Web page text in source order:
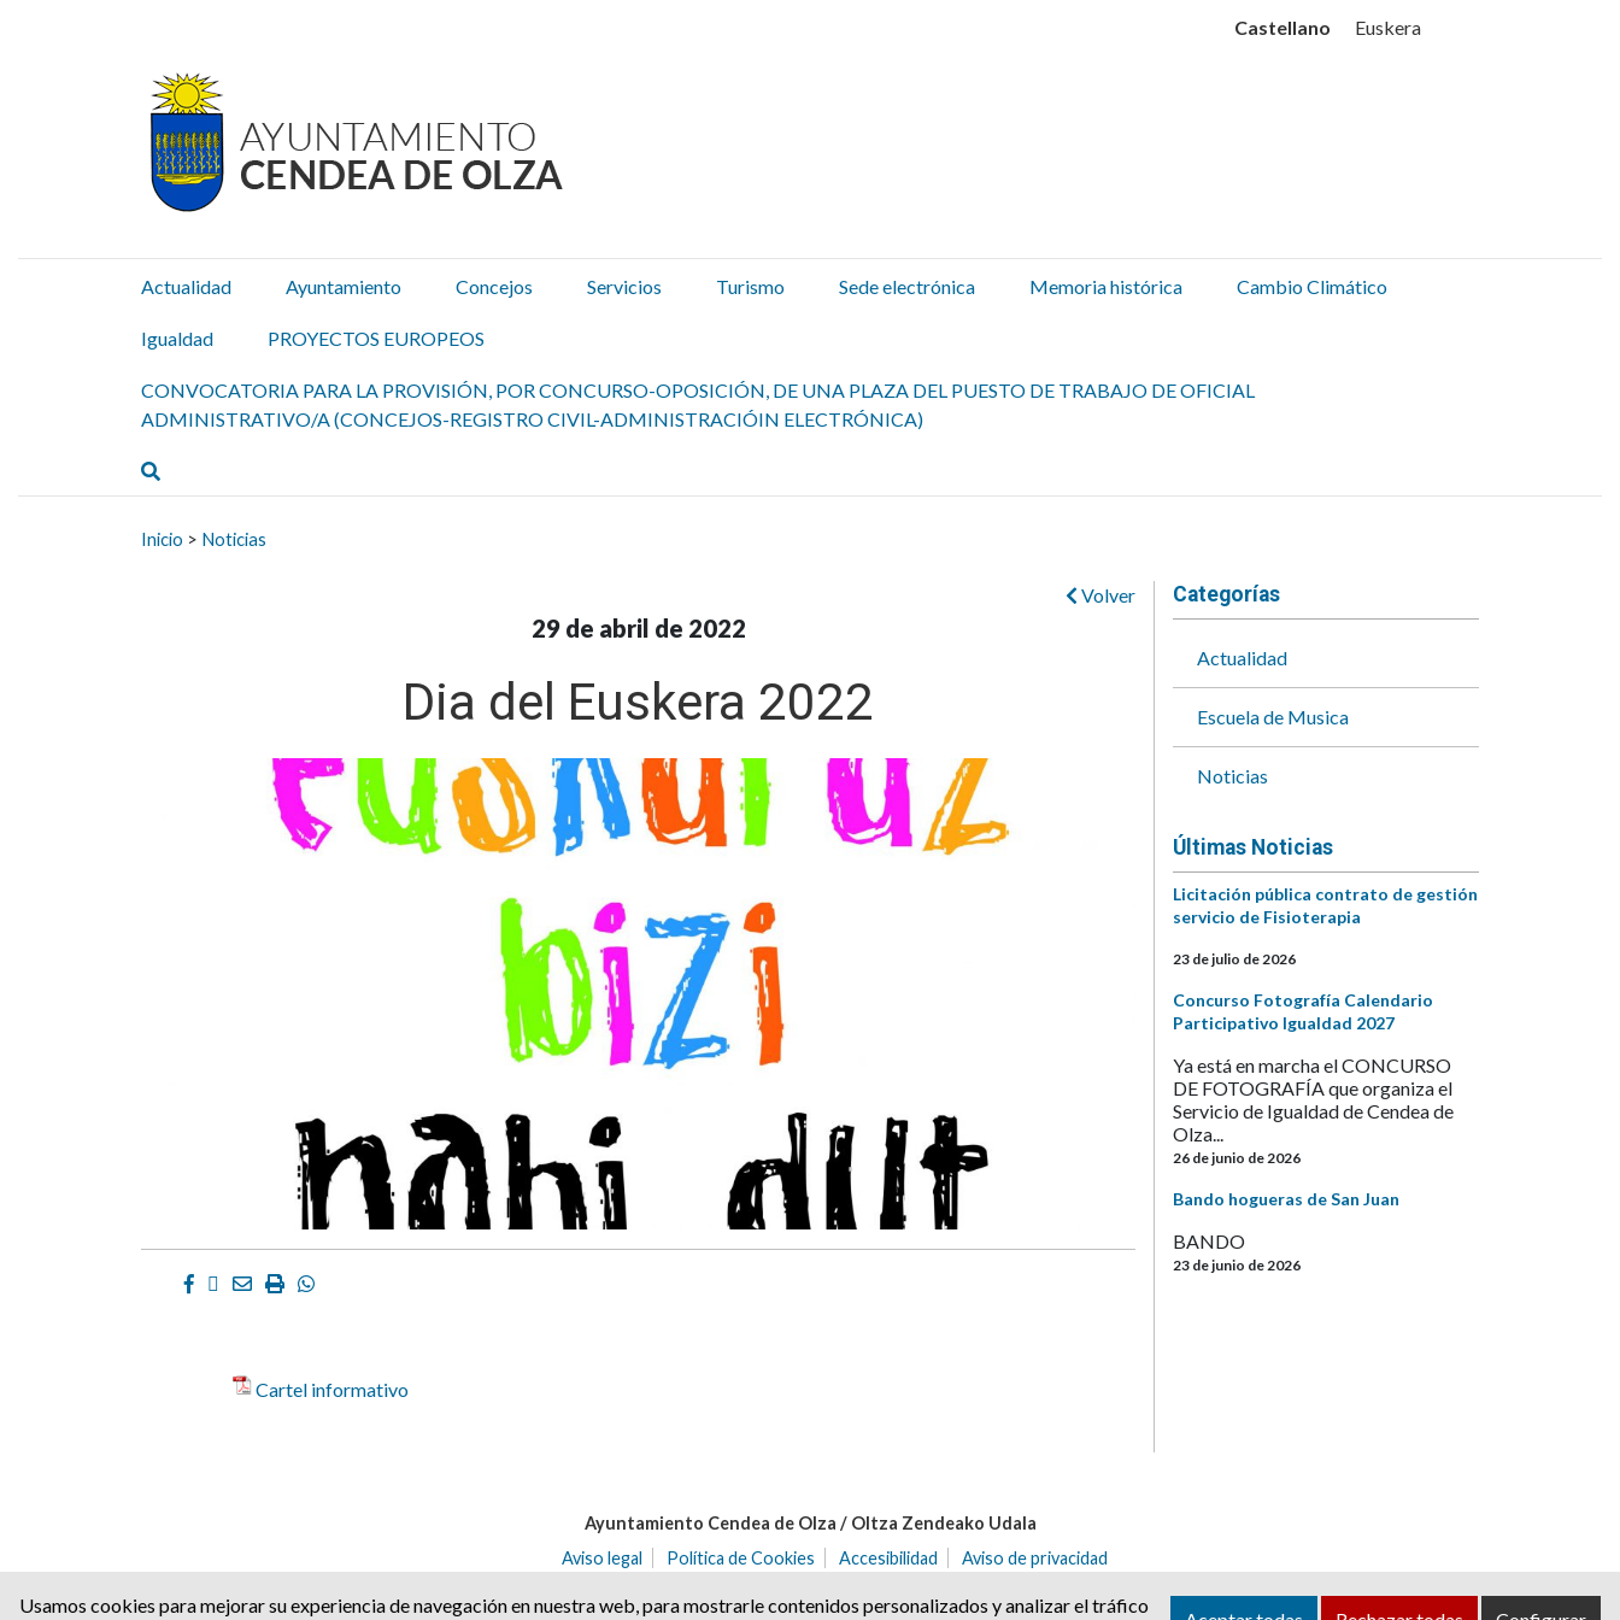
Castellano Euskera
Actualidad Ayuntamiento Concejos Servicios Turismo Sede electrónica Memoria histórica Cambio Climático
Igualdad PROYECTOS EUROPEOS
CONVOCATORIA PARA LA PROVISIÓN, POR CONCURSO-OPOSICIÓN, DE UNA PLAZA DEL PUESTO DE TRABAJO DE OFICIAL
ADMINISTRATIVO/A (CONCEJOS-REGISTRO CIVIL-ADMINISTRACIÓIN ELECTRÓNICA)
Inicio > Noticias
Volver
29 de abril de 2022
Dia del Euskera 2022
Facebook
Twitter
EmailImprimirWhatsapp
Cartel informativo
Categorías
Actualidad
Escuela de Musica
Noticias
Últimas Noticias
Licitación pública contrato de gestión
servicio de Fisioterapia
23 de julio de 2026
Concurso Fotografía Calendario
Participativo Igualdad 2027
Ya está en marcha el CONCURSO
DE FOTOGRAFÍA que organiza el
Servicio de Igualdad de Cendea de
Olza...
26 de junio de 2026
Bando hogueras de San Juan
BANDO
23 de junio de 2026
Ayuntamiento Cendea de Olza / Oltza Zendeako Udala
Aviso legal
Política de Cookies Accesibilidad
Aviso de privacidad
cendea@ayuntamientoolza.com
Usamos cookies para mejorar su experiencia de navegación en nuestra web, para mostrarle contenidos personalizados y analizar el tráfico